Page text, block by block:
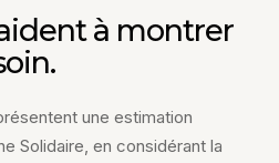
à montrer
une estimation
Solidaire, en considérant la